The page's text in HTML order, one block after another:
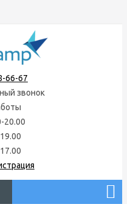
66-67
звонок
20.00